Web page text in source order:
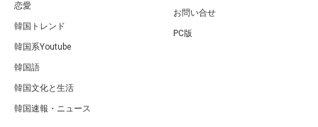
恋愛
韓国トレンド
韓国系Youtube
韓国語
韓国文化と生活
韓国速報・ニュース
お問い合せ
PC版